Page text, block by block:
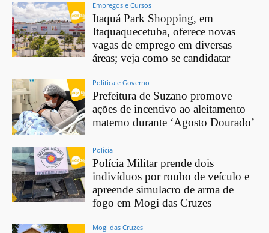
Empregos e Cursos
Itaquá Park Shopping, em
Itaquaquecetuba, oferece novas
vagas de emprego em diversas
áreas; veja como se candidatar
Política e Governo
Prefeitura de Suzano promove
ações de incentivo ao aleitamento
materno durante ‘Agosto Dourado’
Polícia
Polícia Militar prende dois
indivíduos por roubo de veículo e
apreende simulacro de arma de
fogo em Mogi das Cruzes
Mogi das Cruzes